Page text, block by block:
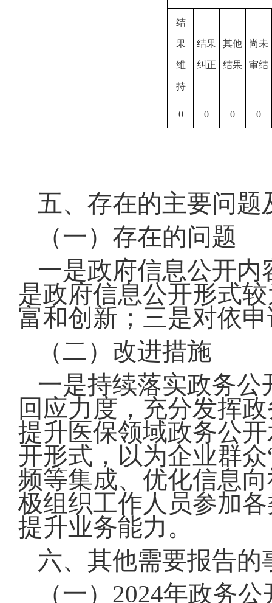
结
果
维
持
结果
纠正
其他
结果
尚未
审结
0 0 0 0
五、存在的主要问题
（一）存在的问题
一是政府信息公开
是政府信息公开形式
富和创新；三是对依
（二）改进措施
一是持续落实政务
回应力度，充分发挥
提升医保领域政务公
开形式，以为企业群
频等集成、优化信息
极组织工作人员参加
提升业务能力。
六、其他需要报告的
（一）2024年政务